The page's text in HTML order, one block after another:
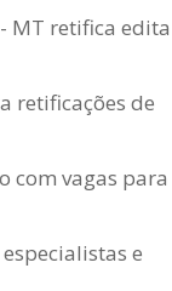
MT retifica
retificações de
com vagas para
e